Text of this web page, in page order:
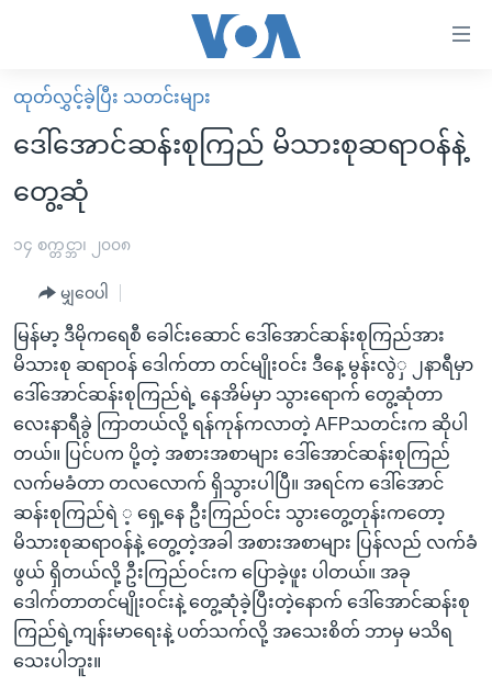
လွယ်ကူ
စေ
Link
များ
အကြောင်းအရာ
သို့
ကျော်
ညွန်း
စာမျက်နှာ
သို့
ကျော်
ကြည့်
မူလစာမျက်နှာ
မြန်မာ
ကမ္ဘာ့သတင်းများ
အစ္စရေး-ပါလက်စတိုင်း
ရပ်ဝန်းတခု လမ်းတခု အလွန်
အင်္ဂလိပ်စာလေ့လာမယ်
အမေရိကန်သုံးအီဒီယံ
မကြေးမုံရဲ့ အင်္ဂလိပ်စာ
ရုပ်ရှင်ထဲက အင်္ဂလိပ်စာ
သုတပဒေသာ အင်္ဂလိပ်စာ
အပတ်စဉ်ကဏ္ဍများ
ရေဒီယို
တီဗွီ
ရေဒီယိုနှင့်ရုပ်သံ အချက်အလက်များ
ရေဒီယို/တီဗွီအစီအစဉ်
Learning English
ဗွီအိုအေ လူမှုကွန်ယက်များ
ထုတ်လွှင့်ခဲ့ပြီး သတင်းများ
ဒေါ်အောင်ဆန်းစုကြည် မိသားစုဆရာဝန်နဲ့
တွေ့ဆုံ
၁၄ စက္တင္ဘာ၊ ၂၀၀၈
မျှဝေပါ
မြန်မာ့ ဒီမိုကရေစီ ခေါင်းဆောင် ဒေါ်အောင်ဆန်းစုကြည်အား
မိသားစု ဆရာဝန် ဒေါက်တာ တင်မျိုးဝင်း ဒီနေ့ မွန်းလွဲှ ၂နာရီမှာ
ဒေါ်အောင်ဆန်းစုကြည်ရဲ့ နေအိမ်မှာ သွားရောက် တွေ့ဆုံတာ
လေးနာရီခွဲ ကြာတယ်လို့ ရန်ကုန်ကလာတဲ့ AFPသတင်းက ဆိုပါ
တယ်။ ပြင်ပက ပို့တဲ့ အစားအစာများ ဒေါ်အောင်ဆန်းစုကြည်
လက်မခံတာ တလလောက် ရှိသွားပါပြီ။ အရင်က ဒေါ်အောင်
ဆန်းစုကြည်ရဲ ့ ရှေ့နေ ဦးကြည်ဝင်း သွားတွေ့တုန်းကတော့
မိသားစုဆရာဝန်နဲ့ တွေ့တဲ့အခါ အစားအစာများ ပြန်လည် လက်ခံ
ဖွယ် ရှိတယ်လို့ ဦးကြည်ဝင်းက ပြောခဲ့ဖူး ပါတယ်။ အခု
ဒေါက်တာတင်မျိုးဝင်းနဲ့ တွေ့ဆုံခဲ့ပြီးတဲ့နောက် ဒေါ်အောင်ဆန်းစု
ကြည်ရဲ့ကျန်းမာရေးနဲ့ ပတ်သက်လို့ အသေးစိတ် ဘာမှ မသိရ
သေးပါဘူး။